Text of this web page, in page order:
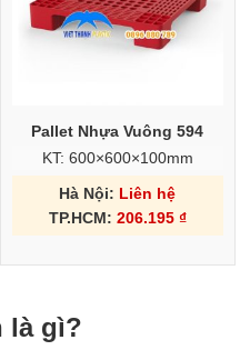
Pallet Nhựa Vuông 594
KT: 600×600×100mm
Hà Nội: Liên hệ
TP.HCM: 206.195 ₫
là gì?